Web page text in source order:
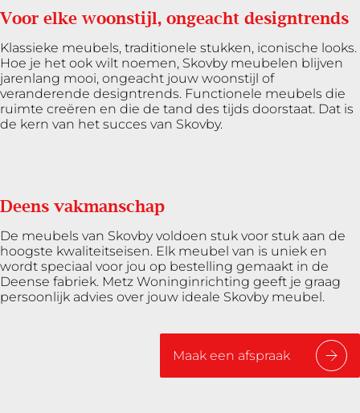
Voor elke woonstijl, ongeacht designtrends
Klassieke meubels, traditionele stukken, iconische looks.
Hoe je het ook wilt noemen, Skovby meubelen blijven
jarenlang mooi, ongeacht jouw woonstijl of
veranderende designtrends. Functionele meubels die
ruimte creëren en die de tand des tijds doorstaat. Dat is
de kern van het succes van Skovby.
Deens vakmanschap
De meubels van Skovby voldoen stuk voor stuk aan de
hoogste kwaliteitseisen. Elk meubel van is uniek en
wordt speciaal voor jou op bestelling gemaakt in de
Deense fabriek. Metz Woninginrichting geeft je graag
persoonlijk advies over jouw ideale Skovby meubel.
Maak een afspraak